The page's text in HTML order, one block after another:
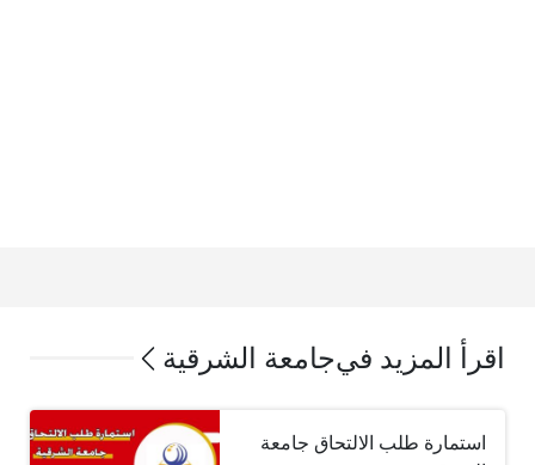
اقرأ المزيد فيجامعة الشرقية
استمارة طلب الالتحاق جامعة